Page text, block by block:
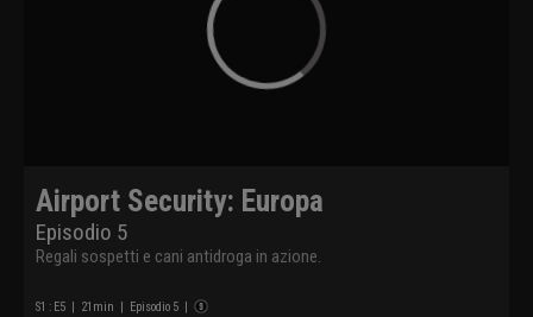
Airport Security: Europa
Episodio 5
Regali sospetti e cani antidroga in azione.
S1 : E5 | 21 min | Episodio 5 |